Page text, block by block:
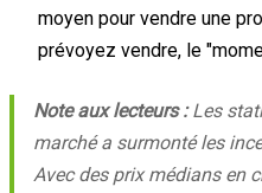
moyen pour vendre une
prévoyez vendre, le
Note aux lecteurs :Les
marché a surmonté les
Avec des prix médians en